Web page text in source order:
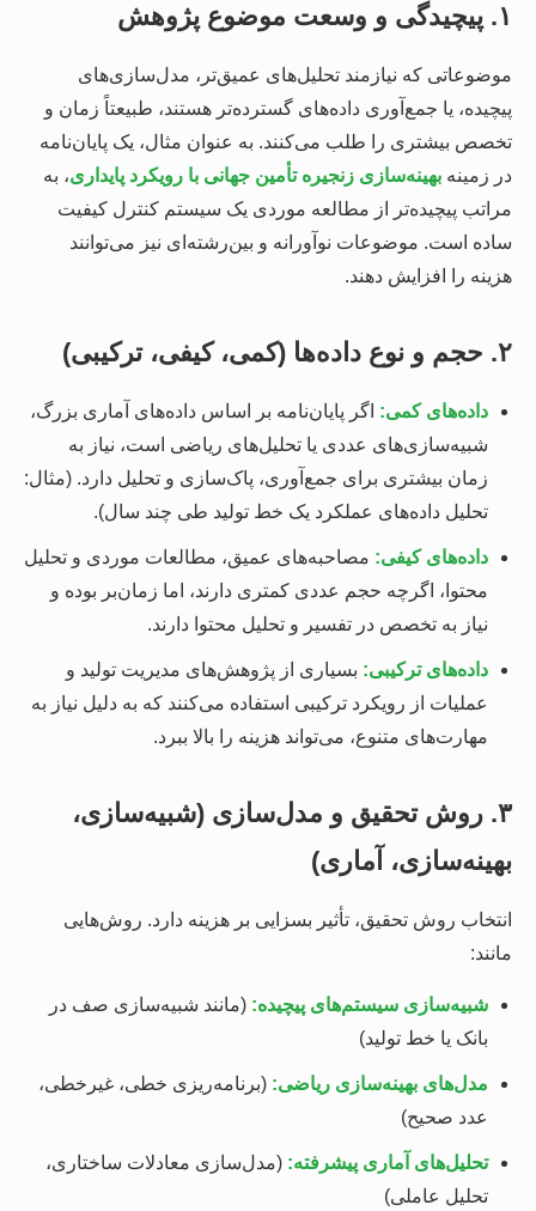
۱. پیچیدگی و وسعت موضوع پژوهش
موضوعاتی که نیازمند تحلیل‌های عمیق‌تر، مدل‌سازی‌های
پیچیده، یا جمع‌آوری داده‌های گسترده‌تر هستند، طبیعتاً زمان و
تخصص بیشتری را طلب می‌کنند. به عنوان مثال، یک پایان‌نامه
در زمینه بهینه‌سازی زنجیره تأمین جهانی با رویکرد پایداری، به
مراتب پیچیده‌تر از مطالعه موردی یک سیستم کنترل کیفیت
ساده است. موضوعات نوآورانه و بین‌رشته‌ای نیز می‌توانند
هزینه را افزایش دهند.
۲. حجم و نوع داده‌ها (کمی، کیفی، ترکیبی)
داده‌های کمی: اگر پایان‌نامه بر اساس داده‌های آماری بزرگ،
شبیه‌سازی‌های عددی یا تحلیل‌های ریاضی است، نیاز به
زمان بیشتری برای جمع‌آوری، پاک‌سازی و تحلیل دارد. (مثال:
تحلیل داده‌های عملکرد یک خط تولید طی چند سال).
داده‌های کیفی: مصاحبه‌های عمیق، مطالعات موردی و تحلیل
محتوا، اگرچه حجم عددی کمتری دارند، اما زمان‌بر بوده و
نیاز به تخصص در تفسیر و تحلیل محتوا دارند.
داده‌های ترکیبی: بسیاری از پژوهش‌های مدیریت تولید و
عملیات از رویکرد ترکیبی استفاده می‌کنند که به دلیل نیاز به
مهارت‌های متنوع، می‌تواند هزینه را بالا ببرد.
۳. روش تحقیق و مدل‌سازی (شبیه‌سازی،
بهینه‌سازی، آماری)
انتخاب روش تحقیق، تأثیر بسزایی بر هزینه دارد. روش‌هایی
مانند:
شبیه‌سازی سیستم‌های پیچیده: (مانند شبیه‌سازی صف در
بانک یا خط تولید)
مدل‌های بهینه‌سازی ریاضی: (برنامه‌ریزی خطی، غیرخطی،
عدد صحیح)
تحلیل‌های آماری پیشرفته: (مدل‌سازی معادلات ساختاری،
تحلیل عاملی)